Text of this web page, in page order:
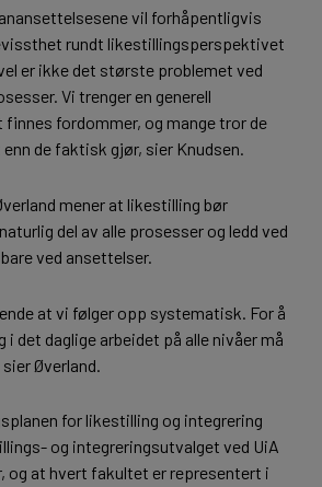
vil forhåpentligvis
rundt likestillingsperspektivet
er ikke det største problemet ved
Vi trenger en generell
fordommer, og mange tror de
de faktisk gjør, sier Knudsen.
mener at likestilling bør
del av alle prosesser og ledd ved
ved ansettelser.
at vi følger opp systematisk. For å
det daglige arbeidet på alle nivåer må
Øverland.
for likestilling og integrering
og integreringsutvalget ved UiA
og at hvert fakultet er representert i